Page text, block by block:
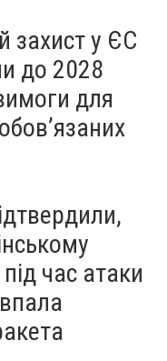
захист у ЄС
до 2028
для
час атаки